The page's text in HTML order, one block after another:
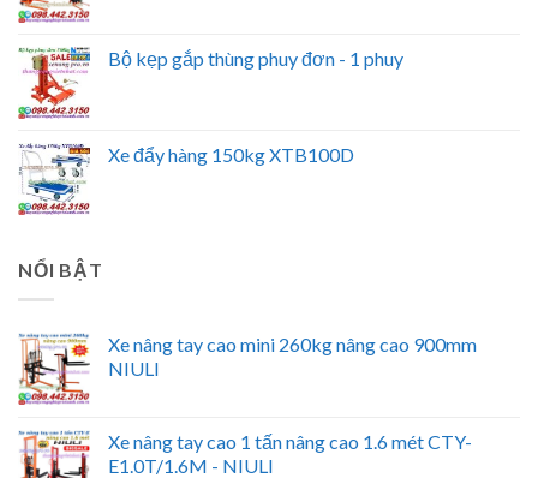
Bộ kẹp gắp thùng phuy đơn - 1 phuy
Xe đẩy hàng 150kg XTB100D
NỔI BẬT
Xe nâng tay cao mini 260kg nâng cao 900mm
NIULI
Xe nâng tay cao 1 tấn nâng cao 1.6 mét CTY-
E1.0T/1.6M - NIULI